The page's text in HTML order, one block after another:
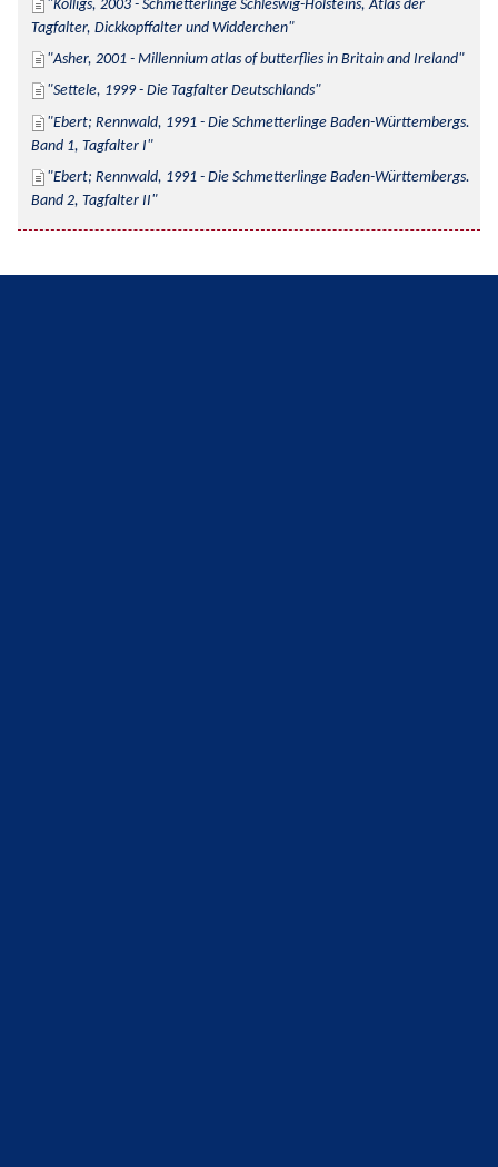
Kolligs, 2003 - Schmetterlinge Schleswig-Holsteins, Atlas der
Tagfalter, Dickkopffalter und Widderchen
Asher, 2001 - Millennium atlas of butterflies in Britain and Ireland
Settele, 1999 - Die Tagfalter Deutschlands
Ebert; Rennwald, 1991 - Die Schmetterlinge Baden-Württembergs.
Band 1, Tagfalter I
Ebert; Rennwald, 1991 - Die Schmetterlinge Baden-Württembergs.
Band 2, Tagfalter II